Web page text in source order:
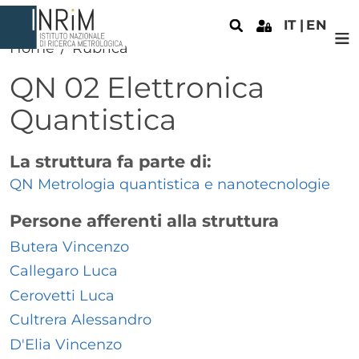
Salta al contenuto principale
IT EN
Home Rubrica
QN 02 Elettronica
Quantistica
La struttura fa parte di:
QN Metrologia quantistica e nanotecnologie
Persone afferenti alla struttura
Butera Vincenzo
Callegaro Luca
Cerovetti Luca
Cultrera Alessandro
D'Elia Vincenzo